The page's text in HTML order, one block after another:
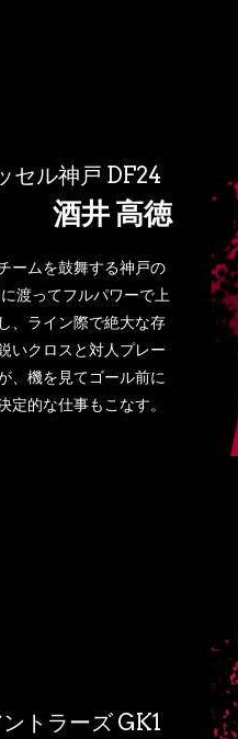
セル神戸 DF24
酒井 高徳
ームを鼓舞する神戸の
渡ってフルパワーで上
、ライン際で絶大な存
いクロスと対人プレー
、機を見てゴール前に
定的な仕事もこなす。
トラーズ GK1